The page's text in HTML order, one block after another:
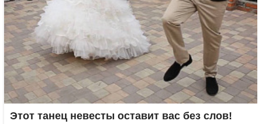
Этот танец невесты оставит вас без слов!